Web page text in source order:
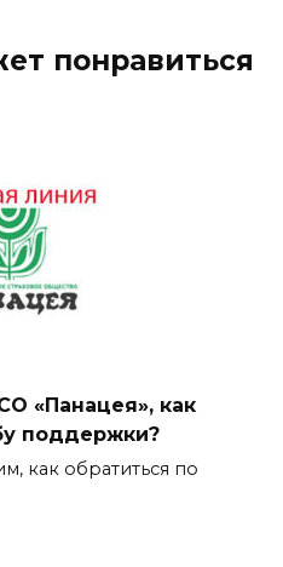
понравиться
«Панацея», как
поддержки?
как обратиться по